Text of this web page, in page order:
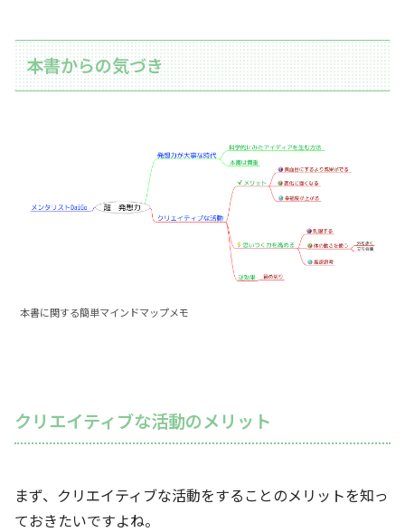
本書からの気づき
本書に関する簡単マインドマップメモ
クリエイティブな活動のメリット
まず、クリエイティブな活動をすることのメリットを知っ
ておきたいですよね。